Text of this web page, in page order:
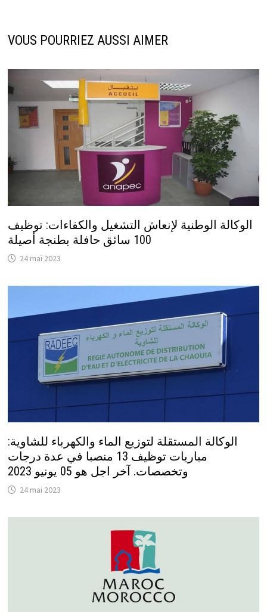
VOUS POURRIEZ AUSSI AIMER
الوكالة الوطنية لإنعاش التشغيل والكفاءات: توظيف
100 سائق حافلة بطنجة أصيلة
24 mai 2023
الوكالة المستقلة لتوزيع الماء والكهرباء للشاوية:
مباريات توظيف 13 منصبا في عدة درجات
وتخصصات. آخر اجل هو 05 يونيو 2023
24 mai 2023